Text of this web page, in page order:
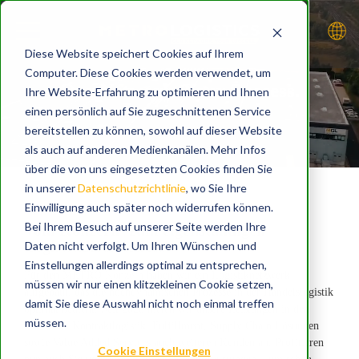
Diese Website speichert Cookies auf Ihrem
Computer. Diese Cookies werden verwendet, um
Ihre Website-Erfahrung zu optimieren und Ihnen
einen persönlich auf Sie zugeschnittenen Service
bereitstellen zu können, sowohl auf dieser Website
als auch auf anderen Medienkanälen. Mehr Infos
über die von uns eingesetzten Cookies finden Sie
in unsererDatenschutzrichtlinie, wo Sie Ihre
Einwilligung auch später noch widerrufen können.
Bei Ihrem Besuch auf unserer Seite werden Ihre
Daten nicht verfolgt. Um Ihren Wünschen und
Einstellungen allerdings optimal zu entsprechen,
müssen wir nur einen klitzekleinen Cookie setzen,
damit Sie diese Auswahl nicht noch einmal treffen
müssen.
Cookie Einstellungen
S
LEISTUNGEN
AKTUELLES
Our Network. Your Success.
Vom Konzern- zum eigenständigen
Logistikdienstleister
aufgebaut, das die hochdynamischen Prozesse in der Handelslogistik
optimal bedient. Seit 2020 bieten wir unsere Leistungen in den
Bereichen Kontraktlogistik, Fulfillment, Supply Chain Lösungen
sowie Value Added Services auch weiteren Kunden an. Profitieren